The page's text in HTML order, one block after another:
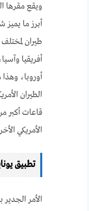
ويقع مقرها
أبرز ما يميز
طيران
أفريقيا
أوروبا،
الطيران
قاعات أكبر
الأمريكي
تطبيق
الأمر الجدير